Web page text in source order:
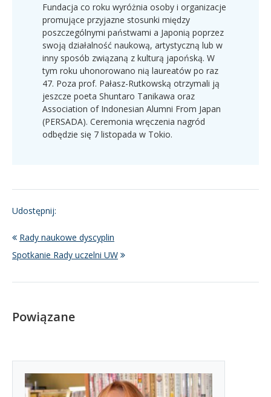
Fundacja co roku wyróżnia osoby i organizacje
promujące przyjazne stosunki między
poszczególnymi państwami a Japonią poprzez
swoją działalność naukową, artystyczną lub w
inny sposób związaną z kulturą japońską. W
tym roku uhonorowano nią laureatów po raz
47. Poza prof. Pałasz-Rutkowską otrzymali ją
jeszcze poeta Shuntaro Tanikawa oraz
Association of Indonesian Alumni From Japan
(PERSADA). Ceremonia wręczenia nagród
odbędzie się 7 listopada w Tokio.
Udostępnij:
Rady naukowe dyscyplin
Spotkanie Rady uczelni UW
Powiązane